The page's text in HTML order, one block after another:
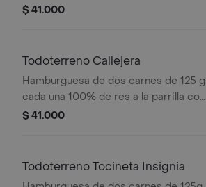
BBQ, tocineta, queso mozzarella,
$ 41.000
Todoterreno Callejera
Hamburguesa de dos carnes de 125 g
cada una 100% de res a la parrilla con
salsa bbq, tocineta, queso mozzarella,
$ 41.000
Todoterreno Tocineta Insignia